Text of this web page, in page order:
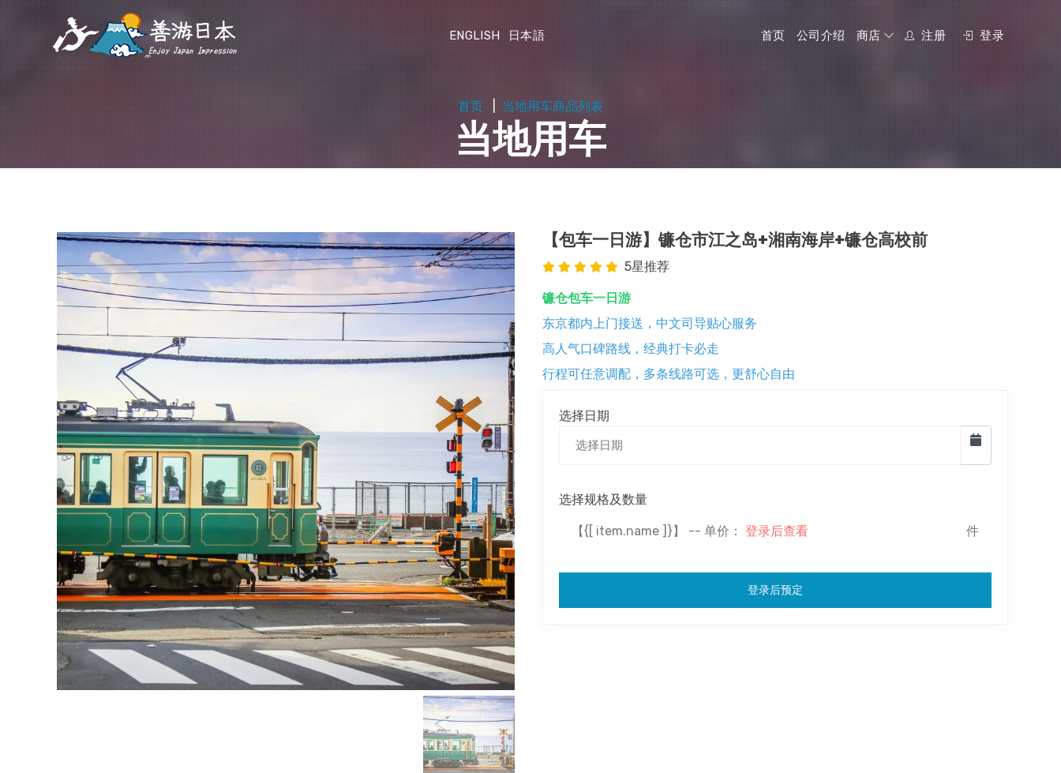
ENGLISH 日本語 首页 公司介绍 商店 注册 登录
首页 当地用车商品列表
当地用车
【包车一日游】镰仓市江之岛+湘南海岸+镰仓高校前
5星推荐
镰仓包车一日游
东京都内上门接送，中文司导贴心服务
高人气口碑路线，经典打卡必走
行程可任意调配，多条线路可选，更舒心自由
选择日期
选择规格及数量
【{[ item.name ]}】 -- 单价： 登录后查看 件
登录后预定